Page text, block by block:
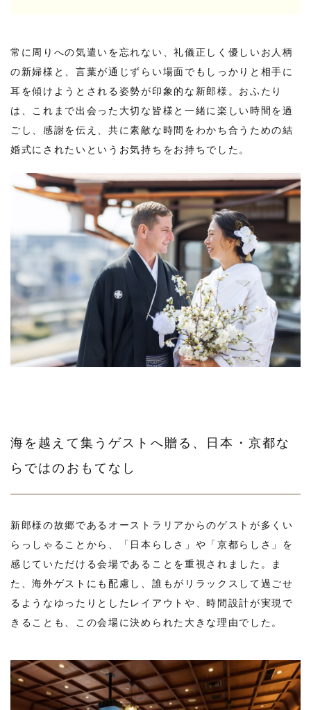
常に周りへの気遣いを忘れない、礼儀正しく優しいお人柄
の新婦様と、言葉が通じずらい場面でもしっかりと相手に
耳を傾けようとされる姿勢が印象的な新郎様。おふたり
は、これまで出会った大切な皆様と一緒に楽しい時間を過
ごし、感謝を伝え、共に素敵な時間をわかち合うための結
婚式にされたいというお気持ちをお持ちでした。
海を越えて集うゲストへ贈る、日本・京都な
らではのおもてなし
新郎様の故郷であるオーストラリアからのゲストが多くい
らっしゃることから、「日本らしさ」や「京都らしさ」を
感じていただける会場であることを重視されました。ま
た、海外ゲストにも配慮し、誰もがリラックスして過ごせ
るようなゆったりとしたレイアウトや、時間設計が実現で
きることも、この会場に決められた大きな理由でした。